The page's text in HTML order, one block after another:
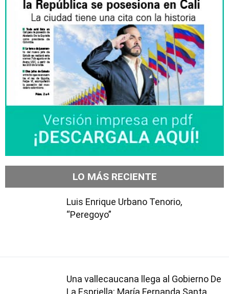
LO MÁS RECIENTE
Luis Enrique Urbano Tenorio,
“Peregoyo”
Una vallecaucana llega al Gobierno De
La Espriella: María Fernanda Santa,